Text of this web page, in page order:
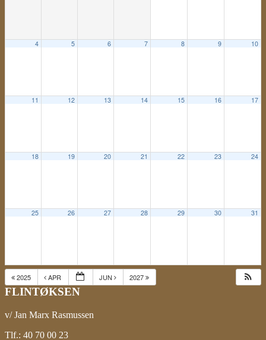
4 5 6 7 8 9 10
11 12 13 14 15 16 17
18 19 20 21 22 23 24
25 26 27 28 29 30 31
2025 APR JUN 2027
FLINTØKSEN
v/ Jan Marx Rasmussen
Tlf.: 40 70 00 23